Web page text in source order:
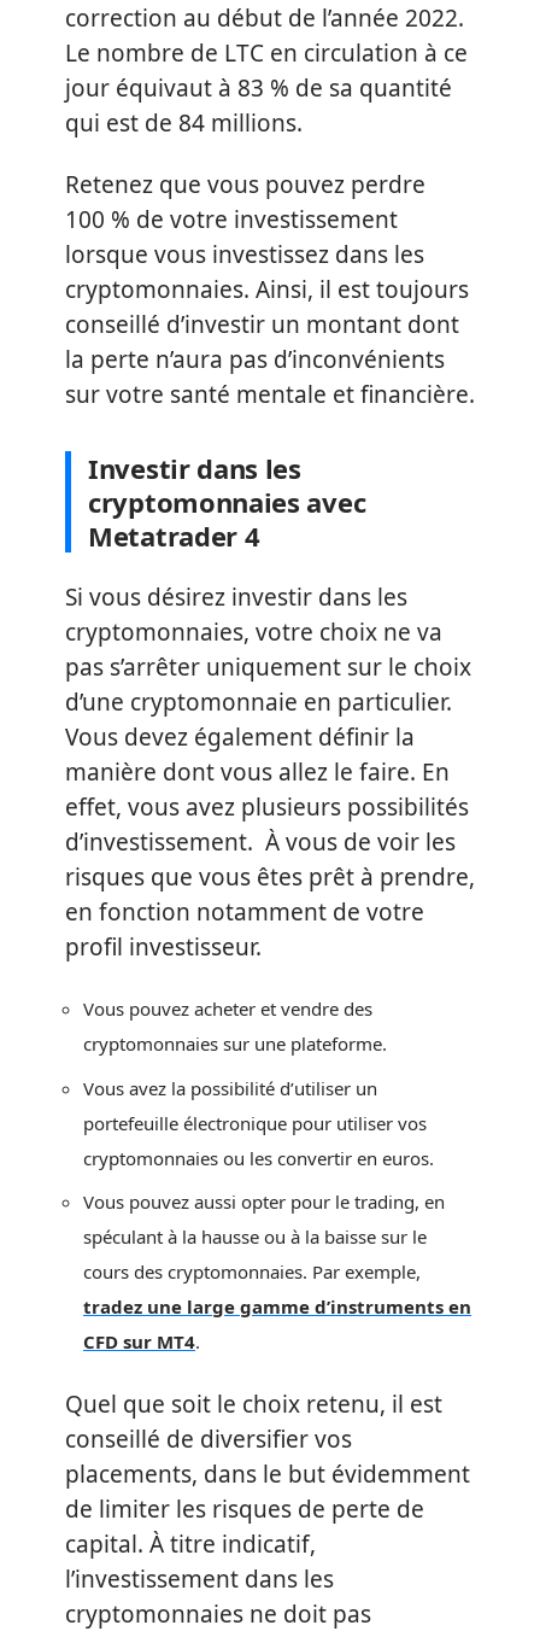
correction au début de l’année 2022.
Le nombre de LTC en circulation à ce
jour équivaut à 83 % de sa quantité
qui est de 84 millions.
Retenez que vous pouvez perdre
100 % de votre investissement
lorsque vous investissez dans les
cryptomonnaies. Ainsi, il est toujours
conseillé d’investir un montant dont
la perte n’aura pas d’inconvénients
sur votre santé mentale et financière.
Investir dans les
cryptomonnaies avec
Metatrader 4
Si vous désirez investir dans les
cryptomonnaies, votre choix ne va
pas s’arrêter uniquement sur le choix
d’une cryptomonnaie en particulier.
Vous devez également définir la
manière dont vous allez le faire. En
effet, vous avez plusieurs possibilités
d’investissement. À vous de voir les
risques que vous êtes prêt à prendre,
en fonction notamment de votre
profil investisseur.
Vous pouvez acheter et vendre des
cryptomonnaies sur une plateforme.
Vous avez la possibilité d’utiliser un
portefeuille électronique pour utiliser vos
cryptomonnaies ou les convertir en euros.
Vous pouvez aussi opter pour le trading, en
spéculant à la hausse ou à la baisse sur le
cours des cryptomonnaies. Par exemple,
tradez une large gamme d’instruments en
CFD sur MT4.
Quel que soit le choix retenu, il est
conseillé de diversifier vos
placements, dans le but évidemment
de limiter les risques de perte de
capital. À titre indicatif,
l’investissement dans les
cryptomonnaies ne doit pas